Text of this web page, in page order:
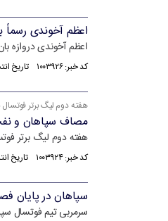
اعظم آخوندی
اعظم آخوندی دروازه
کد خبر: ۱۰۰۳۹۲۶ تاریخ انتشار : ۱۴۰۳/۰۷/۱۲
هفته دوم لیگ برتر فوتسال
مصاف سپاهان و
هفته دوم لیگ برتر
کد خبر: ۱۰۰۳۹۲۴ تاریخ انتشار : ۱۴۰۳/۰۷/۱۱
سپاهان در پایان
سرمربی تیم فوتسال